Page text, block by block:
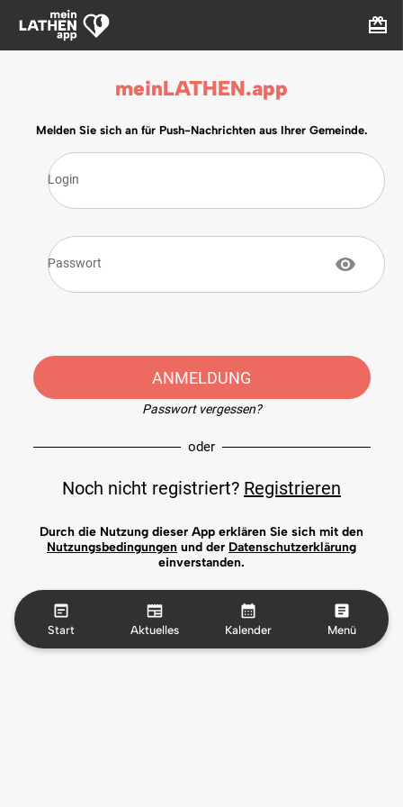
meinLATHEN.app
Melden Sie sich an für Push-Nachrichten aus Ihrer Gemeinde.
Login
Passwort
ANMELDUNG
Passwort vergessen?
oder
Noch nicht registriert? Registrieren
Durch die Nutzung dieser App erklären Sie sich mit den
Nutzungsbedingungen und der Datenschutzerklärung
einverstanden.
Start Aktuelles Kalender Menü